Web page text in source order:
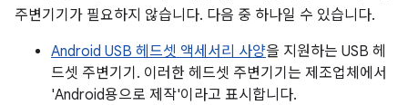
주변기기가 필요하지 않습니다. 다음 중 하나일 수 있습니다.
Android USB 헤드셋 액세서리 사양을 지원하는 USB 헤
드셋 주변기기 . 이러한 헤드셋 주변기기는 제조업체에서
'Android용으로 제작'이라고 표시합니다.